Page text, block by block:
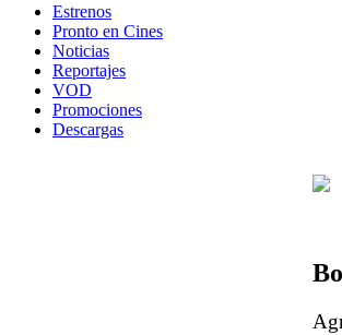
Estrenos
Pronto en Cines
Noticias
Reportajes
VOD
Promociones
Descargas